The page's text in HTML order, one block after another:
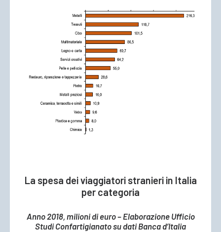
La spesa dei viaggiatori stranieri in Italia
per categoria
Anno 2018, milioni di euro – Elaborazione Ufficio
Studi Confartigianato su dati Banca d’Italia